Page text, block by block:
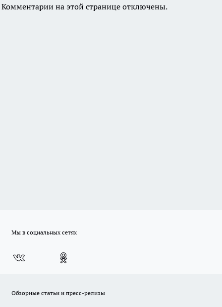
Комментарии на этой странице отключены.
Мы в социальных сетях
Обзорные статьи и пресс-релизы